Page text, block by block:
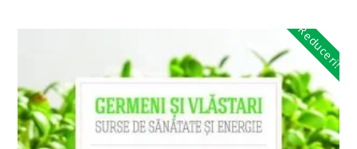
Reduceri!